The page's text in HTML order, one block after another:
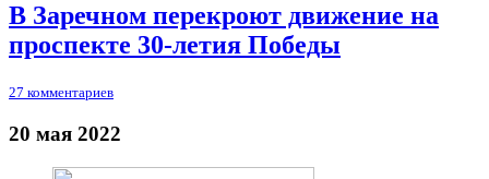
В Заречном перекроют движение на
проспекте 30-летия Победы
27 комментариев
20 мая 2022